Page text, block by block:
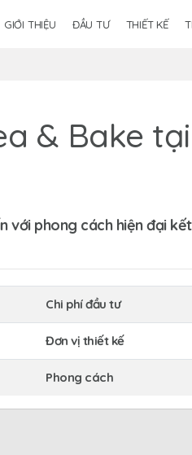
GIỚI THIỆU ĐẦU TƯ THIẾT KẾ
& Bake
phong cách hiện đại
Chi phí đầu tư
Đơn vị thiết kế
Phong cách